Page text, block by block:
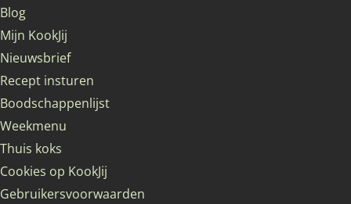
Blog
Mijn KookJij
Nieuwsbrief
Recept insturen
Boodschappenlijst
Weekmenu
Thuis koks
Cookies op KookJij
Gebruikersvoorwaarden